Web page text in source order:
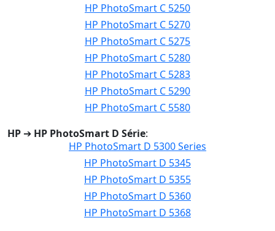
HP PhotoSmart C 5250
HP PhotoSmart C 5270
HP PhotoSmart C 5275
HP PhotoSmart C 5280
HP PhotoSmart C 5283
HP PhotoSmart C 5290
HP PhotoSmart C 5580
HP ➔ HP PhotoSmart D Série:
HP PhotoSmart D 5300 Series
HP PhotoSmart D 5345
HP PhotoSmart D 5355
HP PhotoSmart D 5360
HP PhotoSmart D 5368